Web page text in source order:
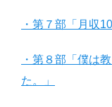
・第７部「月収
・第８部「僕は
た。」